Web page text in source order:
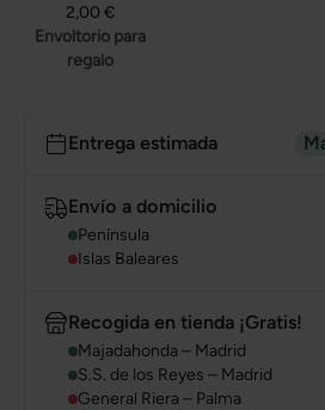
2,00 €
Envoltorio para
regalo
Entrega estimada
Envío a domicilio
Península
Islas Baleares
Recogida en tienda ¡Gratis!
Majadahonda – Madrid
S.S. de los Reyes – Madrid
General Riera – Palma